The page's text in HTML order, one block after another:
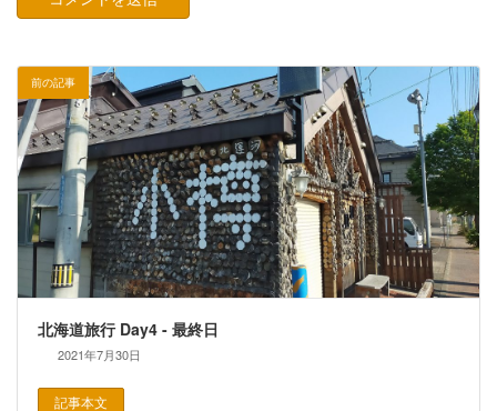
前の記事
北海道旅行 Day4 - 最終日
2021年7月30日
記事本文